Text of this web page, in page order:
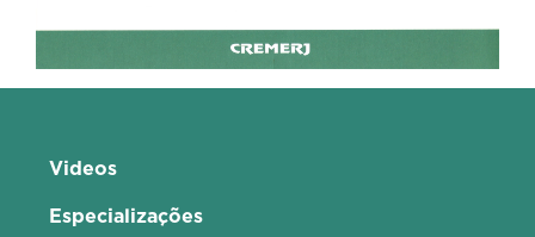
Videos
Especializações